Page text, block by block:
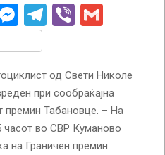
Messenger
Telegram
Viber
од Свети Николе
при сообраќајна
премин Табановце. – На
часот во СВР Куманово
на Граничен премин